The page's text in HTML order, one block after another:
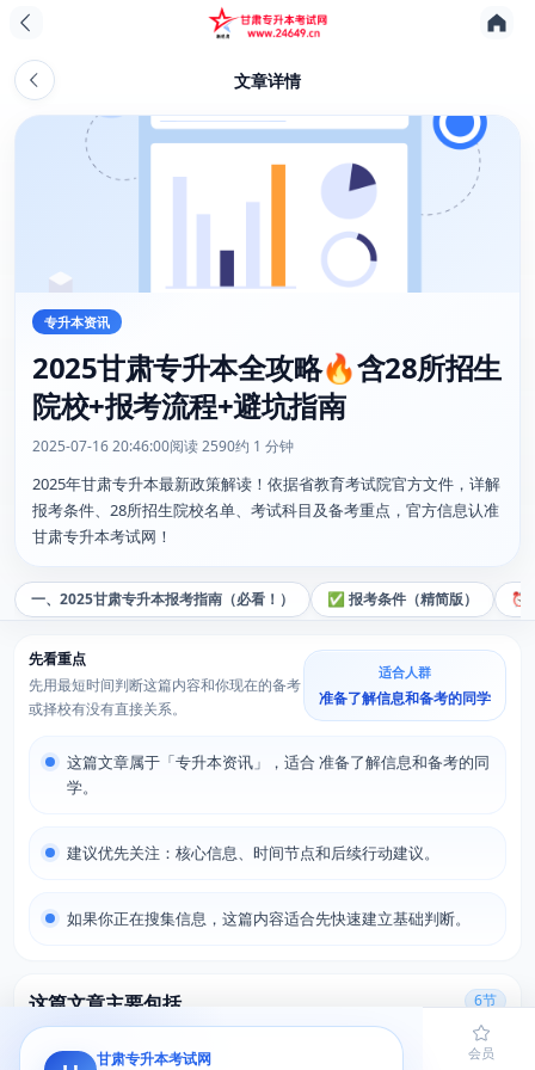
文章详情
专升本资讯
2025甘肃专升本全攻略🔥含28所招生
院校+报考流程+避坑指南
2025-07-16 20:46:00阅读 2590约 1 分钟
2025年甘肃专升本最新政策解读！依据省教育考试院官方文件，详解
报考条件、28所招生院校名单、考试科目及备考重点，官方信息认准
甘肃专升本考试网！
一、2025甘肃专升本报考指南（必看！） ✅ 报考条件（精简版） ⏰
先看重点
先用最短时间判断这篇内容和你现在的备考
或择校有没有直接关系。
适合人群
准备了解信息和备考的同学
这篇文章属于「专升本资讯」，适合 准备了解信息和备考的同
学。
建议优先关注：核心信息、时间节点和后续行动建议。
如果你正在搜集信息，这篇内容适合先快速建立基础判断。
这篇文章主要包括
如果你只想看关键部分，可以直接点下面的小节跳过去。
6节
甘肃专升本考试网
首页 题库 会员